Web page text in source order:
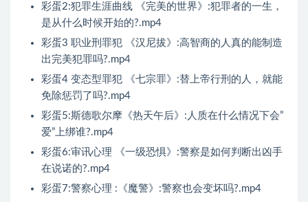
彩蛋2:犯罪生涯曲线 《完美的世界》:犯罪者的一生，
是从什么时候开始的?.mp4
彩蛋3 职业刑罪犯 《汉尼拔》:高智商的人真的能制造
出完美犯罪吗?.mp4
彩蛋4 变态型罪犯 《七宗罪》:替上帝行刑的人，就能
免除惩罚了吗?.mp4
彩蛋5:斯德歌尔摩《热天午后》:人质在什么情况下会”
爱”上绑谁?.mp4
彩蛋6:审讯心理 《一级恐惧》:警察是如何判断出凶手
在说诺的?.mp4
彩蛋7:警察心理 :《魔警》:警察也会变坏吗?.mp4